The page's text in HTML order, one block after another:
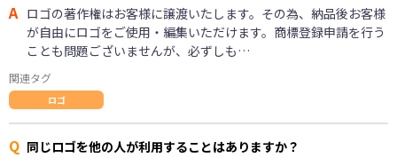
A ロゴの著作権はお客様に譲渡いたします。その為、納品後お客様
が自由にロゴをご使用・編集いただけます。商標登録申請を行う
ことも問題ございませんが、必ずしも…
関連タグ
ロゴ
Q 同じロゴを他の人が利用することはありますか？